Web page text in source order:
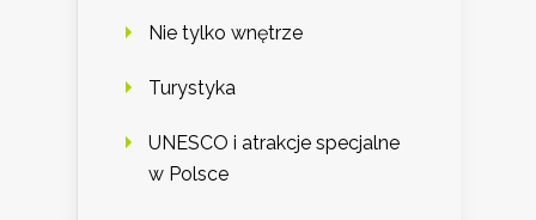
Nie tylko wnętrze
Turystyka
UNESCO i atrakcje specjalne
w Polsce